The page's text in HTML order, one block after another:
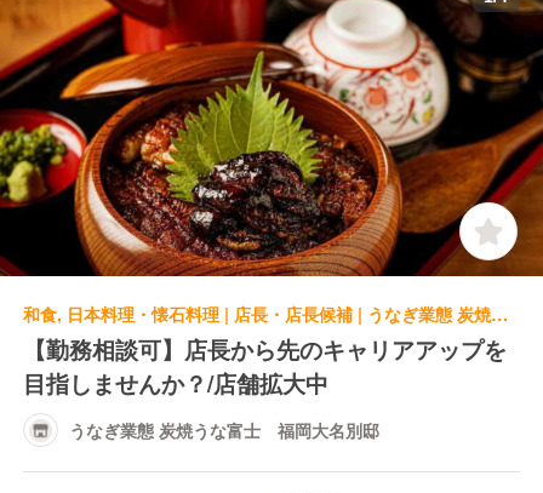
和食, 日本料理・懐石料理 | 店長・店長候補 | うなぎ業態 炭焼うな富士 福岡大名別邸
【勤務相談可】店長から先のキャリアアップを
目指しませんか？/店舗拡大中
うなぎ業態 炭焼うな富士 福岡大名別邸